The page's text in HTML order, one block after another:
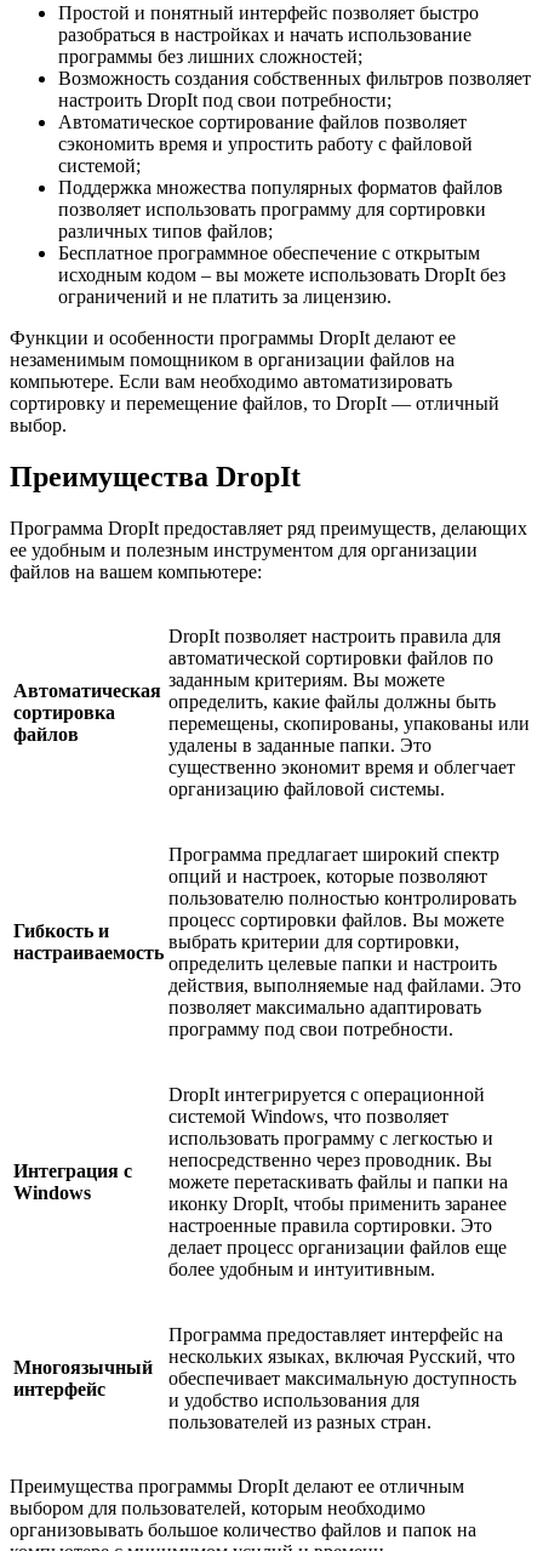
Простой и понятный интерфейс позволяет быстро
разобраться в настройках и начать использование
программы без лишних сложностей;
Возможность создания собственных фильтров позволяет
настроить DropIt под свои потребности;
Автоматическое сортирование файлов позволяет
сэкономить время и упростить работу с файловой
системой;
Поддержка множества популярных форматов файлов
позволяет использовать программу для сортировки
различных типов файлов;
Бесплатное программное обеспечение с открытым
исходным кодом – вы можете использовать DropIt без
ограничений и не платить за лицензию.
Функции и особенности программы DropIt делают ее
незаменимым помощником в организации файлов на
компьютере. Если вам необходимо автоматизировать
сортировку и перемещение файлов, то DropIt — отличный
выбор.
Преимущества DropIt
Программа DropIt предоставляет ряд преимуществ, делающих
ее удобным и полезным инструментом для организации
файлов на вашем компьютере:
Автоматическая
сортировка
файлов
DropIt позволяет настроить правила для
автоматической сортировки файлов по
заданным критериям. Вы можете
определить, какие файлы должны быть
перемещены, скопированы, упакованы или
удалены в заданные папки. Это
существенно экономит время и облегчает
организацию файловой системы.
Гибкость и
настраиваемость
Программа предлагает широкий спектр
опций и настроек, которые позволяют
пользователю полностью контролировать
процесс сортировки файлов. Вы можете
выбрать критерии для сортировки,
определить целевые папки и настроить
действия, выполняемые над файлами. Это
позволяет максимально адаптировать
программу под свои потребности.
Интеграция с
Windows
DropIt интегрируется с операционной
системой Windows, что позволяет
использовать программу с легкостью и
непосредственно через проводник. Вы
можете перетаскивать файлы и папки на
иконку DropIt, чтобы применить заранее
настроенные правила сортировки. Это
делает процесс организации файлов еще
более удобным и интуитивным.
Многоязычный
интерфейс
Программа предоставляет интерфейс на
нескольких языках, включая Русский, что
обеспечивает максимальную доступность
и удобство использования для
пользователей из разных стран.
Преимущества программы DropIt делают ее отличным
выбором для пользователей, которым необходимо
организовывать большое количество файлов и папок на